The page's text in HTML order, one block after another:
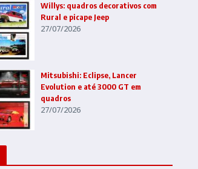
Willys: quadros decorativos com
Rural e picape Jeep
27/07/2026
Mitsubishi: Eclipse, Lancer
Evolution e até 3000 GT em
quadros
27/07/2026